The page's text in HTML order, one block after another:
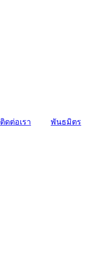
ติดต่อเรา
พันธมิตร